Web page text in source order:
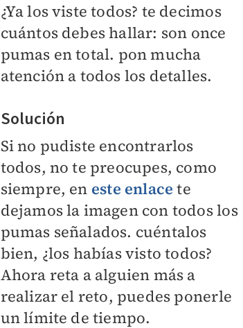
¿Ya los viste todos? te decimos
cuántos debes hallar: son once
pumas en total. pon mucha
atención a todos los detalles.
Solución
Si no pudiste encontrarlos
todos, no te preocupes, como
siempre, en este enlace te
dejamos la imagen con todos los
pumas señalados. cuéntalos
bien, ¿los habías visto todos?
Ahora reta a alguien más a
realizar el reto, puedes ponerle
un límite de tiempo.